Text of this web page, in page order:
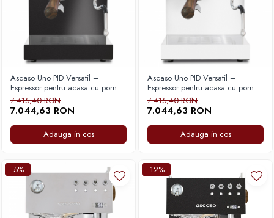
Ascaso Uno PID Versatil –
Espressor pentru acasa cu pompa
vibranta, Thermoblock si control
PID pentru stabilitate termica si
extractie precisa – Negru cu
Lemn
7.415,40 RON
7.044,63 RON
Adauga in cos
Ascaso Uno PID Versatil –
Espressor pentru acasa cu pompa
vibranta, Thermoblock si control
PID pentru stabilitate termica si
extractie precisa – Alb cu Lemn
7.415,40 RON
7.044,63 RON
Adauga in cos
-5% -12%